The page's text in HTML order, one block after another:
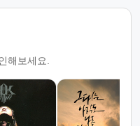
해보세요.